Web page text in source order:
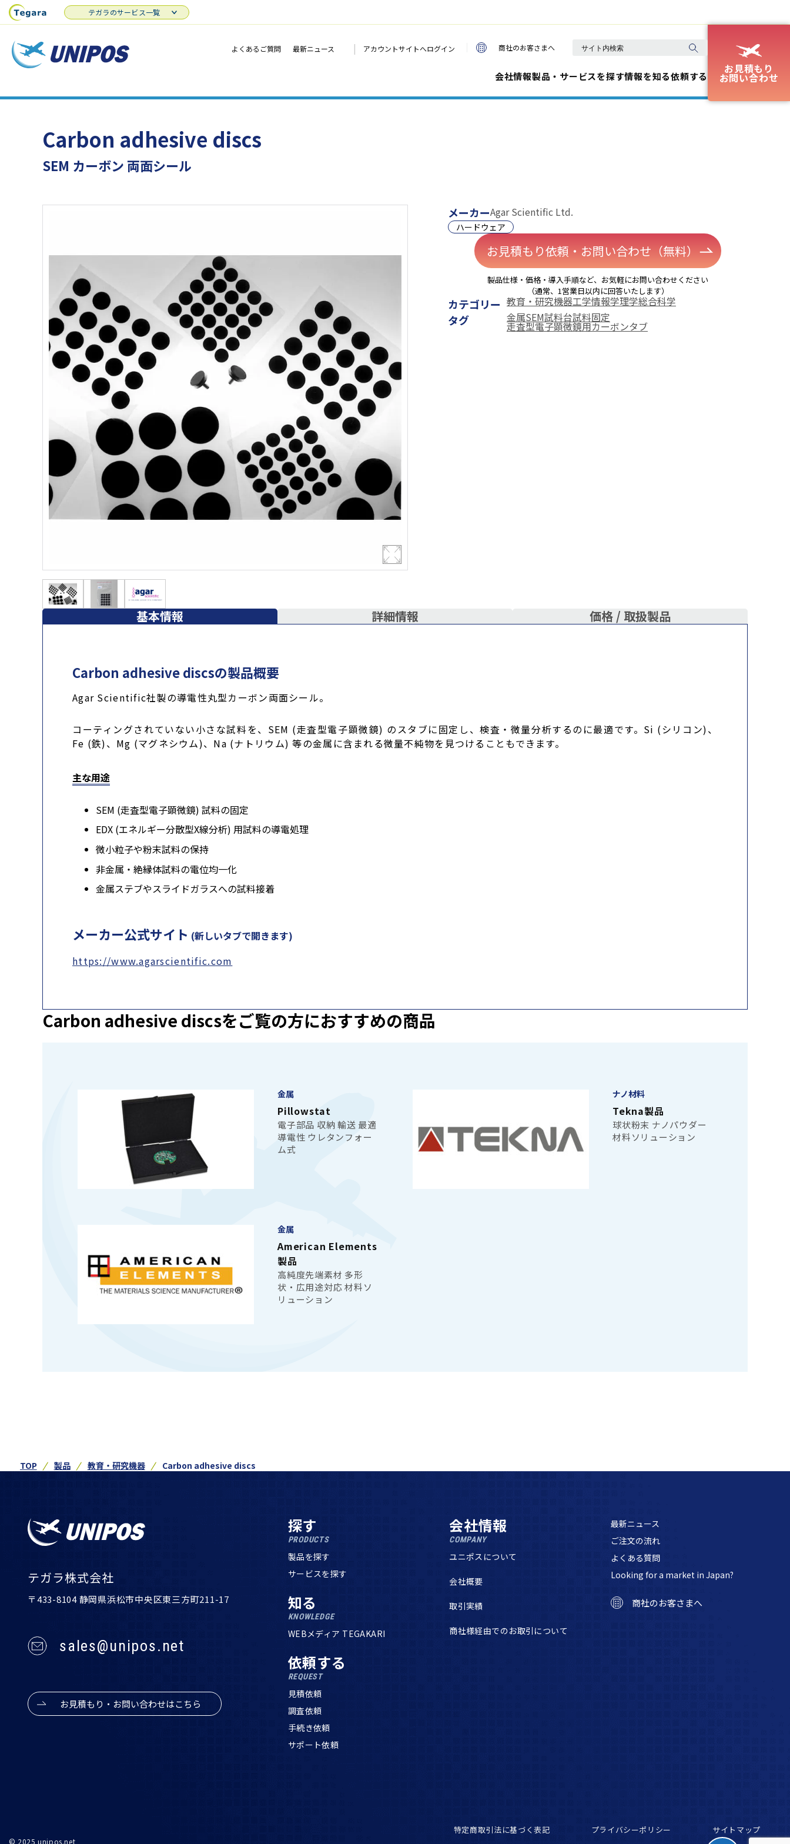
よくあるご質問 最新ニュース | アカウントサイトへログイン 商社のお客さまへ
会社情報製品・サービスを探す情報を知る依頼する
お見積もり
お問い合わせ
テガラのサービス一覧
Carbon adhesive discs
SEM カーボン 両面シール
メーカーAgar Scientific Ltd.
ハードウェア
お見積もり依頼・お問い合わせ（無料）
製品仕様・価格・導入手順など、お気軽にお問い合わせください
（通常、1営業日以内に回答いたします）
カテゴリー 教育・研究機器工学情報学理学総合科学
タグ 金属SEM試料台試料固定
走査型電子顕微鏡用カーボンタブ
基本情報 詳細情報 価格 / 取扱製品
Carbon adhesive discsの製品概要
Agar Scientific社製の導電性丸型カーボン両面シール。
コーティングされていない小さな試料を、SEM (走査型電子顕微鏡) のスタブに固定し、検査・微量分析するのに最適です。Si (シリコン)、
Fe (鉄)、Mg (マグネシウム)、Na (ナトリウム) 等の金属に含まれる微量不純物を見つけることもできます。
主な用途
SEM (走査型電子顕微鏡) 試料の固定
EDX (エネルギー分散型X線分析) 用試料の導電処理
微小粒子や粉末試料の保持
非金属・絶縁体試料の電位均一化
金属ステブやスライドガラスへの試料接着
メーカー公式サイト (新しいタブで開きます)
https://www.agarscientific.com
Carbon adhesive discsをご覧の方におすすめの商品
金属
Pillowstat
電子部品 収納 輸送 最適
導電性 ウレタンフォー
ム式
ナノ材料
Tekna製品
球状粉末 ナノパウダー
材料ソリューション
金属
American Elements
製品
高純度先端素材 多形
状・広用途対応 材料ソ
リューション
TOP 製品 教育・研究機器 Carbon adhesive discs
テガラ株式会社
〒433-8104 静岡県浜松市中央区東三方町211-17
sales@unipos.net
お見積もり・お問い合わせはこちら
探す
PRODUCTS
製品を探す
サービスを探す
知る
KNOWLEDGE
WEBメディア TEGAKARI
依頼する
REQUEST
見積依頼
調査依頼
手続き依頼
サポート依頼
会社情報
COMPANY
ユニポスについて
会社概要
取引実績
商社様経由でのお取引について
最新ニュース
ご注文の流れ
よくある質問
Looking for a market in Japan?
商社のお客さまへ
© 2025 unipos.net
特定商取引法に基づく表記 プライバシーポリシー サイトマップ